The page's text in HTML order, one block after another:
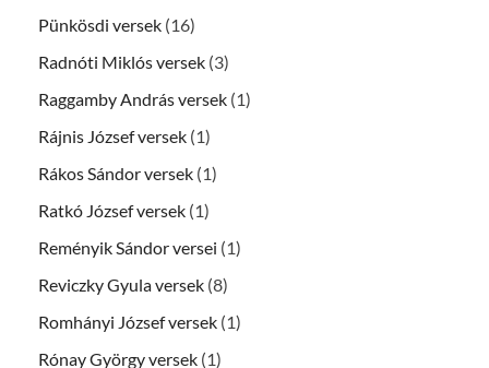
Pünkösdi versek (16)
Radnóti Miklós versek (3)
Raggamby András versek (1)
Rájnis József versek (1)
Rákos Sándor versek (1)
Ratkó József versek (1)
Reményik Sándor versei (1)
Reviczky Gyula versek (8)
Romhányi József versek (1)
Rónay György versek (1)